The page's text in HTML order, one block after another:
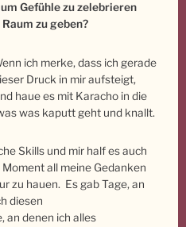
Gefühle zu zelebrieren
zu geben?
ich merke, dass ich gerade
Druck in mir aufsteigt,
haue es mit Karacho in die
was kaputt geht und knallt.
Skills und mir half es auch
all meine Gedanken
zu hauen. Es gab Tage, an
diesen
an denen ich alles